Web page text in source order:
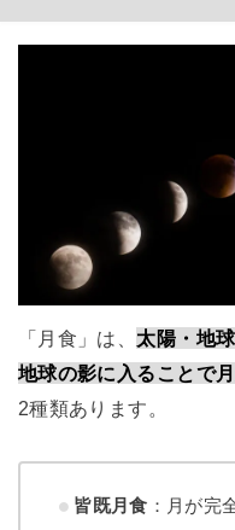
「月食」は、 太陽・地
地球の影に入ることで
2種類あります。
皆既月食 ：月が完